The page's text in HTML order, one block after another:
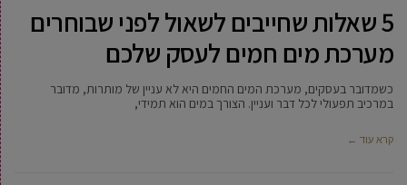
5 שאלות שחייבים לשאול לפני שבוחרים
מערכת מים חמים לעסק שלכם
כשמדובר בעסקים, מערכת המים החמים היא לא עניין של מותרות, מדובר
במרכיב תפעולי לכל דבר ועניין. הצורך במים הוא תמידי,
קרא עוד ←